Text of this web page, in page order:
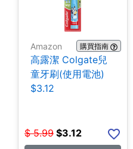
Amazon 購買指南
高露潔 Colgate兒
童牙刷(使用電池)
$3.12
$ 5.99 $3.12